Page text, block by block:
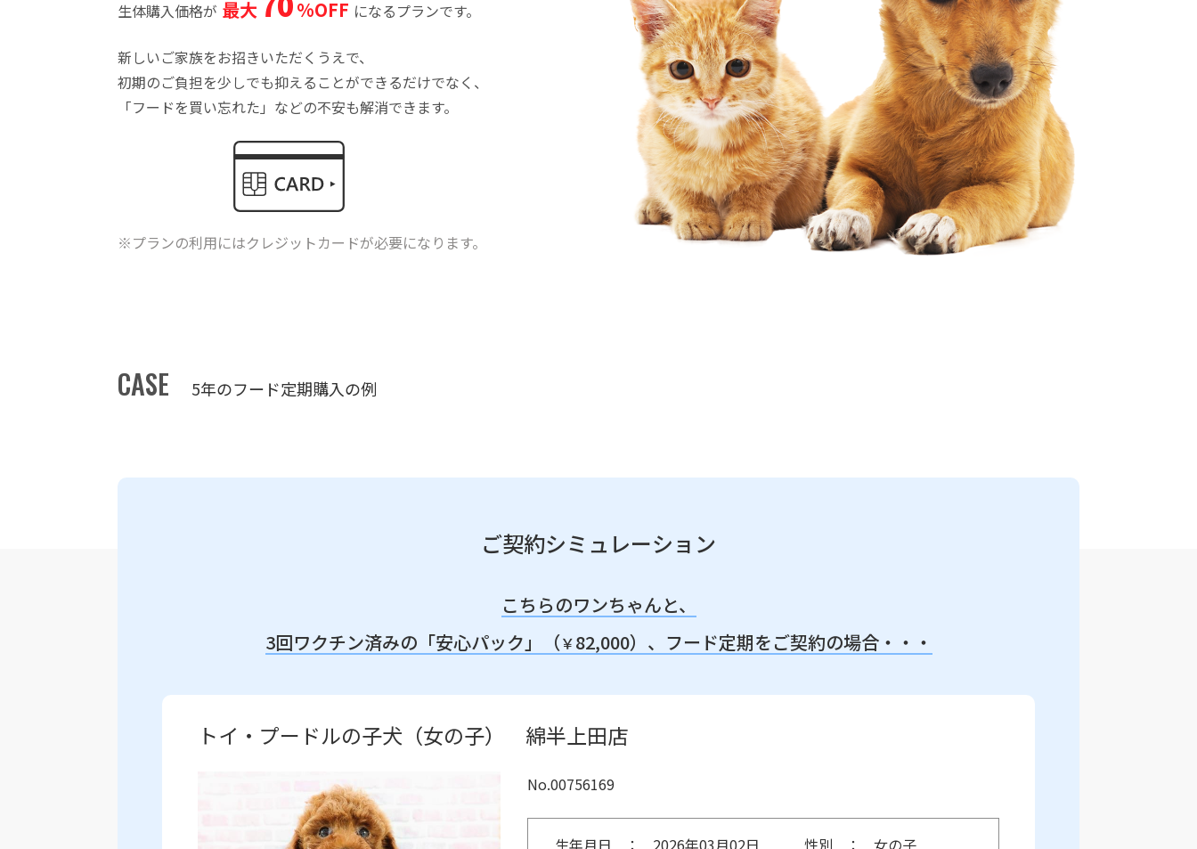
生体購入価格が 最大 %OFF になるプランです。
新しいご家族をお招きいただくうえで、
初期のご負担を少しでも抑えることができるだけでなく、
「フードを買い忘れた」などの不安も解消できます。
※プランの利用にはクレジットカードが必要になります。
CASE 5年のフード定期購入の例
ご契約シミュレーション
こちらのワンちゃんと、
3回ワクチン済みの「安心パック」（￥82,000）、 フード定期をご契約の場合・・・
トイ・プードルの子犬（女の子） 綿半上田店
No.00756169
生年月日 2026年03月02日 性別 女の子